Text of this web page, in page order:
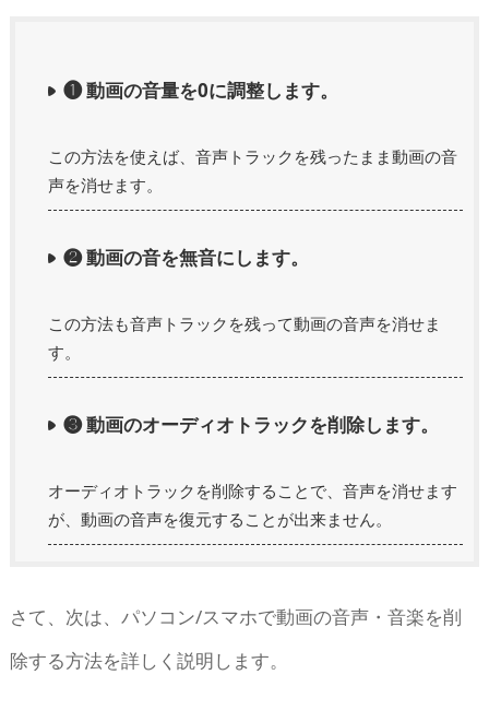
❶ 動画の音量を0に調整します。
この方法を使えば、音声トラックを残ったまま動画の音
声を消せます。
❷ 動画の音を無音にします。
この方法も音声トラックを残って動画の音声を消せま
す。
❸ 動画のオーディオトラックを削除します。
オーディオトラックを削除することで、音声を消せます
が、動画の音声を復元することが出来ません。
さて、次は、パソコン/スマホで動画の音声・音楽を削
除する方法を詳しく説明します。